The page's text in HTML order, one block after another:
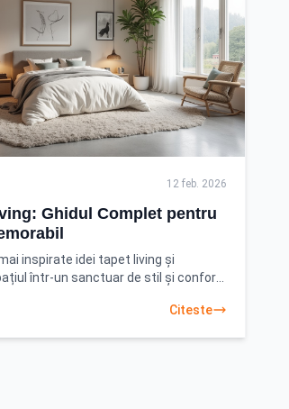
12 feb. 2026
Ghidul Complet pentru
inspirate idei tapet living și
într-un sanctuar de stil și confort.
Citeste